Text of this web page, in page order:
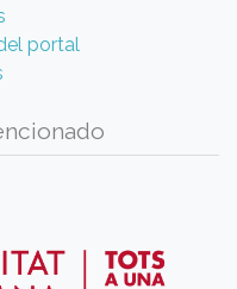
portal